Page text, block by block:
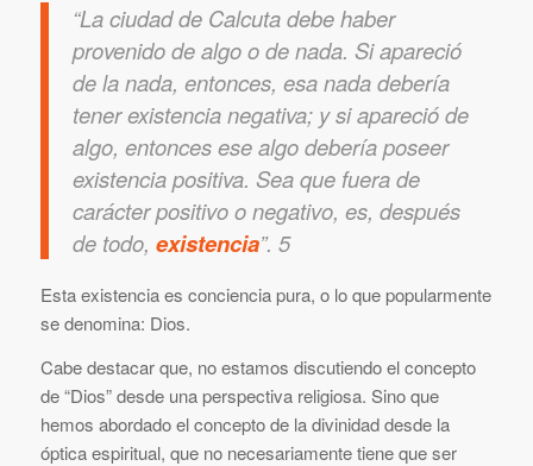
“La ciudad de Calcuta debe haber
provenido de algo o de nada. Si apareció
de la nada, entonces, esa nada debería
tener existencia negativa; y si apareció de
algo, entonces ese algo debería poseer
existencia positiva. Sea que fuera de
carácter positivo o negativo, es, después
de todo, existencia”. 5
Esta existencia es conciencia pura, o lo que popularmente
se denomina: Dios.
Cabe destacar que, no estamos discutiendo el concepto
de “Dios” desde una perspectiva religiosa. Sino que
hemos abordado el concepto de la divinidad desde la
óptica espiritual, que no necesariamente tiene que ser